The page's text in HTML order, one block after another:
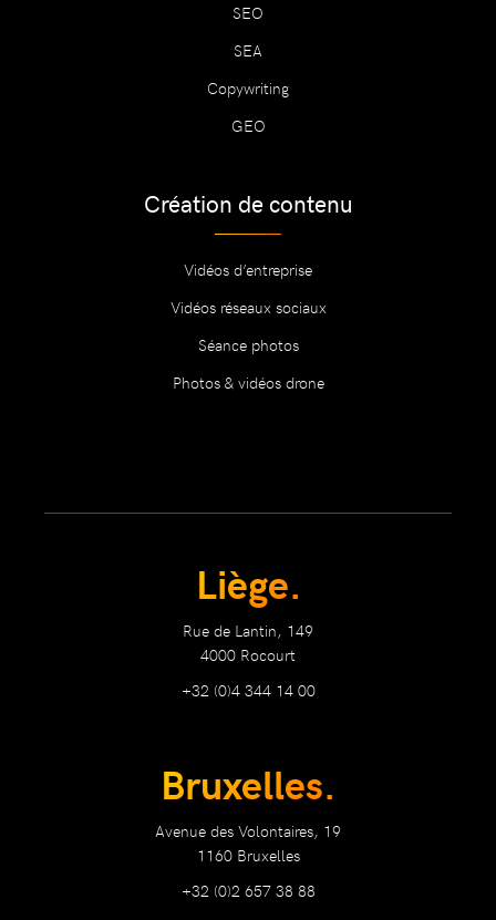
SEO
SEA
Copywriting
GEO
Création de contenu
Vidéos d’entreprise
Vidéos réseaux sociaux
Séance photos
Photos & vidéos drone
Liège.
Rue de Lantin, 149
4000 Rocourt
+32 (0)4 344 14 00
Bruxelles.
Avenue des Volontaires, 19
1160 Bruxelles
+32 (0)2 657 38 88